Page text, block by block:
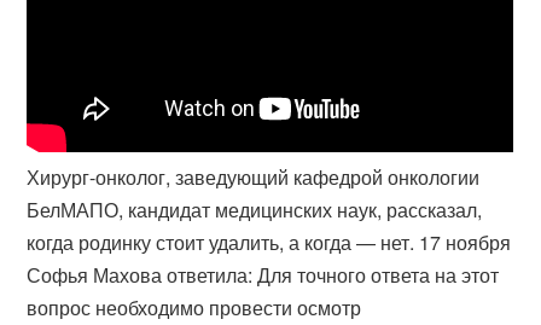
Хирург-онколог, заведующий кафедрой онкологии
БелМАПО, кандидат медицинских наук, рассказал,
когда родинку стоит удалить, а когда — нет. 17 ноября
Софья Махова ответила: Для точного ответа на этот
вопрос необходимо провести осмотр